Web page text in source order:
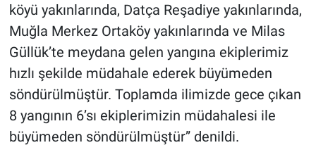
köyü yakınlarında, Datça Reşadiye yakınlarında,
Muğla Merkez Ortaköy yakınlarında ve Milas
Güllük’te meydana gelen yangına ekiplerimiz
hızlı şekilde müdahale ederek büyümeden
söndürülmüştür. Toplamda ilimizde gece çıkan
8 yangının 6’sı ekiplerimizin müdahalesi ile
büyümeden söndürülmüştür” denildi.